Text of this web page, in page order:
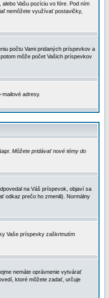
Vašu pozíciu vo fóre. Pod ním
nemôžete využívať postavičky,
počtu Vami pridaných príspevkov a
môže počet Vašich príspevkov
adresy.
Môžete pridávať nové témy do
na Váš príspevok, objaví sa
odkaz prečo ho zmenili). Normálny
Vaše príspevky zaškrtnutím
nemáte oprávnenie vytvárať
ktoré môžete zadať, určuje